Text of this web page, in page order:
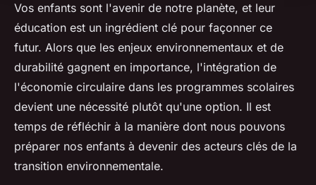
Vos enfants sont l'avenir de notre planète, et leur
éducation est un ingrédient clé pour façonner ce
futur. Alors que les enjeux environnementaux et de
durabilité gagnent en importance, l'intégration de
l'économie circulaire dans les programmes scolaires
devient une nécessité plutôt qu'une option. Il est
temps de réfléchir à la manière dont nous pouvons
préparer nos enfants à devenir des acteurs clés de la
transition environnementale.